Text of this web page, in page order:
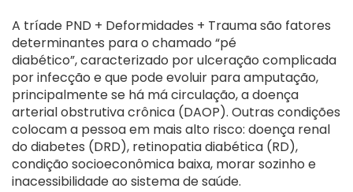
A tríade PND + Deformidades + Trauma são fatores
determinantes para o chamado “pé
diabético”, caracterizado por ulceração complicada
por infecção e que pode evoluir para amputação,
principalmente se há má circulação, a doença
arterial obstrutiva crônica (DAOP). Outras condições
colocam a pessoa em mais alto risco: doença renal
do diabetes (DRD), retinopatia diabética (RD),
condição socioeconômica baixa, morar sozinho e
inacessibilidade ao sistema de saúde.